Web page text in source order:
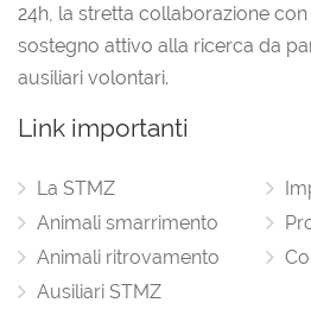
24h, la stretta collaborazione
sostegno attivo alla ricerca da
ausiliari volontari.
Link importanti
La STMZ
Animali smarrimento
Animali ritrovamento
Ausiliari STMZ